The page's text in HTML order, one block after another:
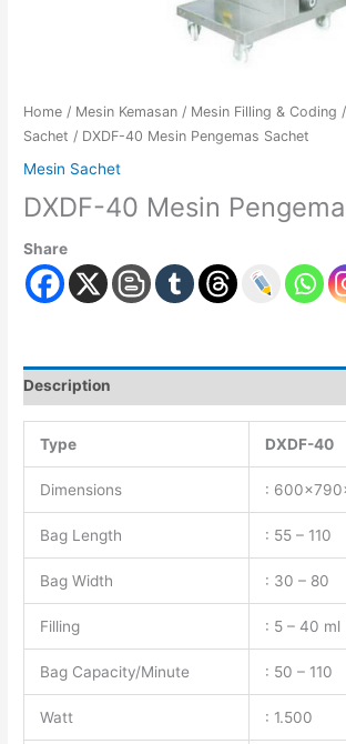
Home / Mesin Kemasan / Mesin Filling & Coding /
Sachet / DXDF-40 Mesin Pengemas Sachet
Mesin Sachet
DXDF-40 Mesin
Share
Description
Type DXDF-40
Dimensions :
Bag Length : 55 – 110
Bag Width : 30 – 80
Filling : 5 – 40 ml
Bag Capacity/Minute : 50 – 110
Watt : 1.500